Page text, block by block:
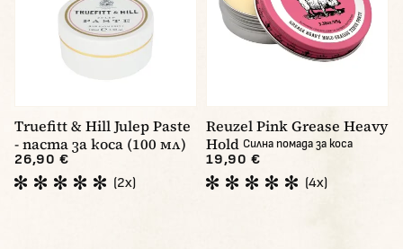
Truefitt & Hill Julep Paste
- паста за коса (100 мл)
26,90 €
(2x)
Reuzel Pink Grease Heavy
Hold Силна помада за коса
19,90 €
(4x)